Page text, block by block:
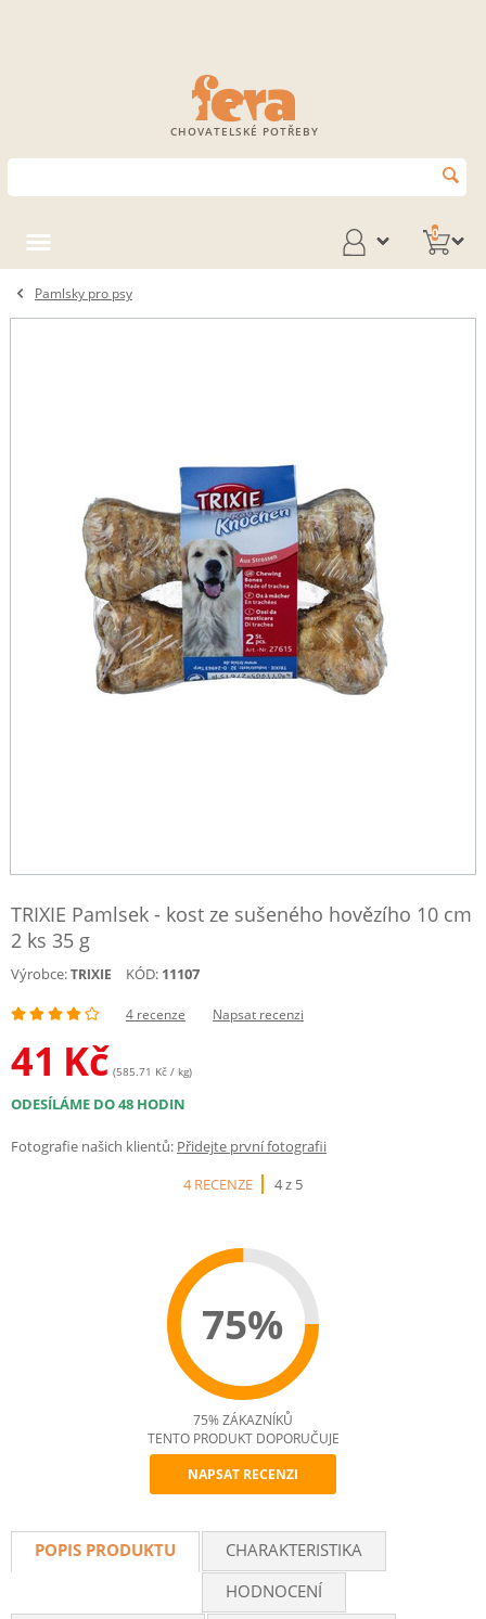
CHOVATELSKÉ POTŘEBY
0
Pamlsky pro psy
TRIXIE Pamlsek - kost ze sušeného hovězího 10 cm
2 ks 35 g
Výrobce:TRIXIE KÓD: 11107
4 recenze Napsat recenzi
41 Kč (585.71 Kč / kg)
ODESÍLÁME DO 48 HODIN
Fotografie našich klientů: Přidejte první fotografii
4 RECENZE
4 z 5
75%
Recommend
75% ZÁKAZNÍKŮ
TENTO PRODUKT DOPORUČUJE
NAPSAT RECENZI
POPIS PRODUKTU
CHARAKTERISTIKA
HODNOCENÍ